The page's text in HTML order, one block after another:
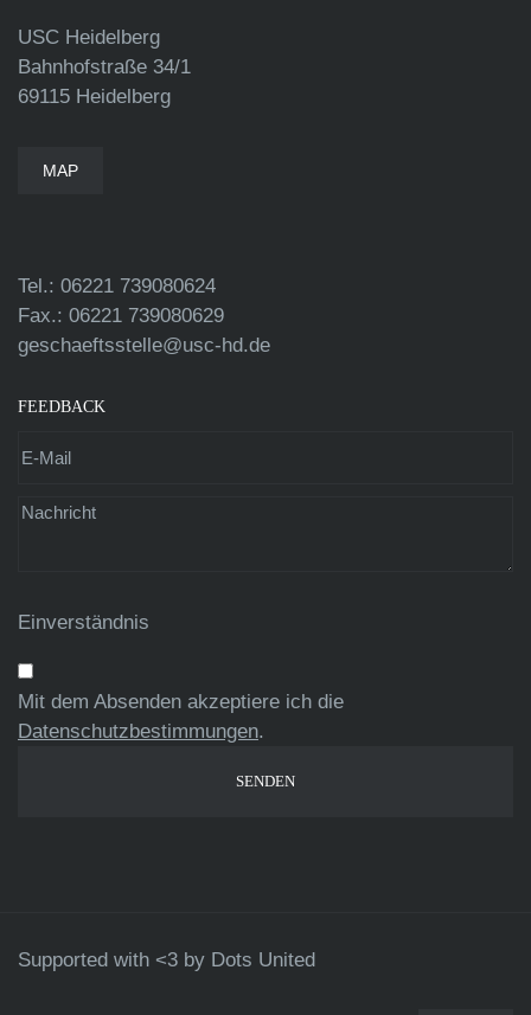
USC Heidelberg
Bahnhofstraße 34/1
69115 Heidelberg
MAP
Tel.: 06221 739080624
Fax.: 06221 739080629
geschaeftsstelle@usc-hd.de
FEEDBACK
Einverständnis
Mit dem Absenden akzeptiere ich die
Datenschutzbestimmungen.
Supported with <3 by Dots United